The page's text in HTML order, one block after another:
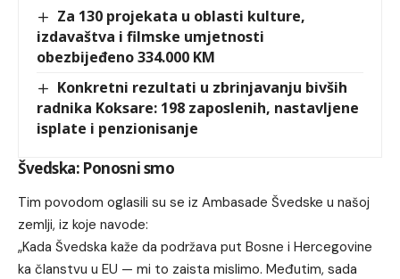
Za 130 projekata u oblasti kulture,
izdavaštva i filmske umjetnosti
obezbijeđeno 334.000 KM
Konkretni rezultati u zbrinjavanju bivših
radnika Koksare: 198 zaposlenih, nastavljene
isplate i penzionisanje
Švedska: Ponosni smo
Tim povodom oglasili su se iz Ambasade Švedske u našoj
zemlji, iz koje navode:
„Kada Švedska kaže da podržava put Bosne i Hercegovine
ka članstvu u EU — mi to zaista mislimo. Međutim, sada